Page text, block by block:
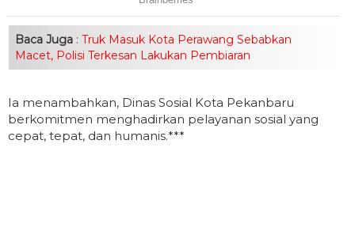
Baca Juga : Truk Masuk Kota Perawang Sebabkan
Macet, Polisi Terkesan Lakukan Pembiaran
Ia menambahkan, Dinas Sosial Kota Pekanbaru
berkomitmen menghadirkan pelayanan sosial yang
cepat, tepat, dan humanis.***